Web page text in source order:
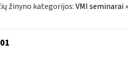
žinyno kategorijos:VMI seminarai